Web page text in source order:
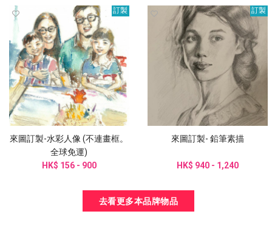
訂製
來圖訂製-水彩人像 (不連畫框。
全球免運)
HK$ 156 - 900
訂製
來圖訂製- 鉛筆素描
HK$ 940 - 1,240
去看更多本品牌物品